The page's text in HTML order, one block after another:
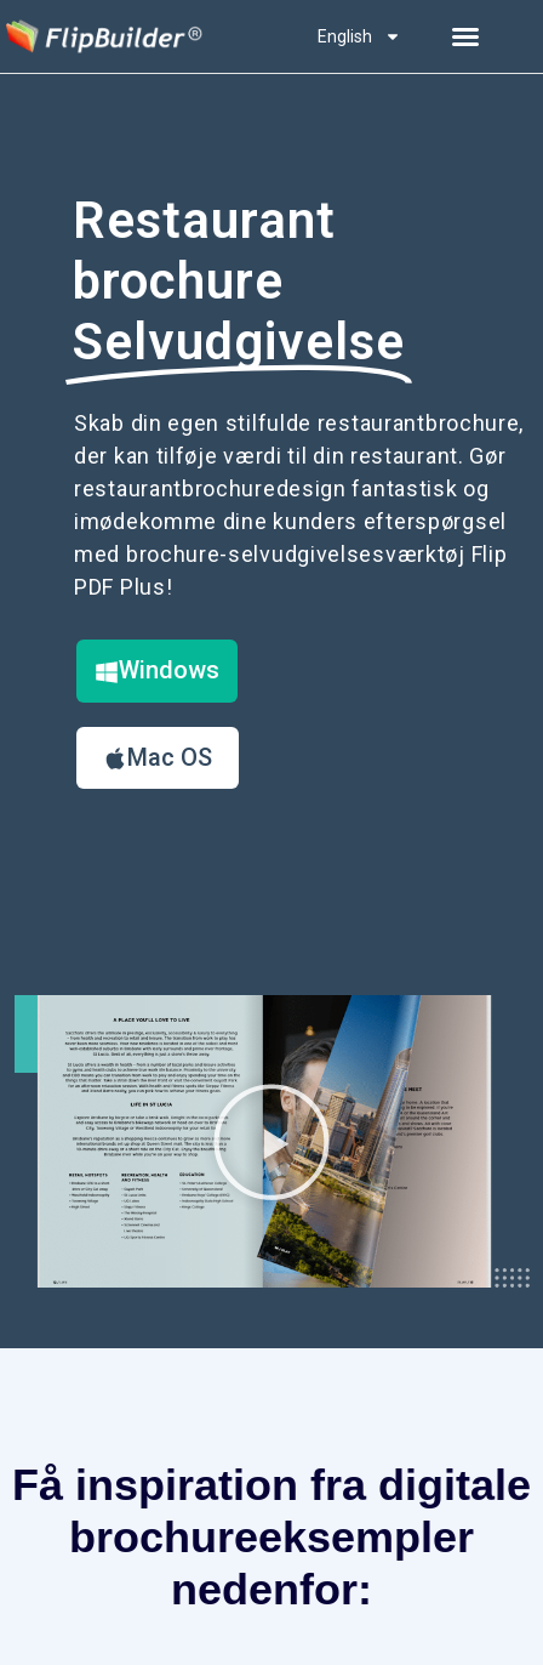
English
Restaurant
brochure
Selvudgivelse
Skab din egen stilfulde restaurantbrochure,
der kan tilføje værdi til din restaurant. Gør
restaurantbrochuredesign fantastisk og
imødekomme dine kunders efterspørgsel
med brochure-selvudgivelsesværktøj Flip
PDF Plus!
Windows
Mac OS
Få inspiration fra digitale
brochureeksempler
nedenfor: